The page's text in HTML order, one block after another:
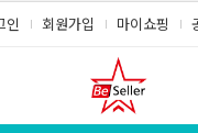
인 회원가입 마이쇼핑